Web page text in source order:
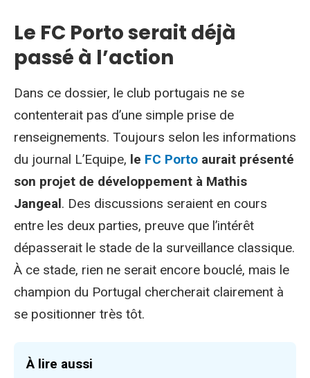
Le FC Porto serait déjà
passé à l’action
Dans ce dossier, le club portugais ne se
contenterait pas d’une simple prise de
renseignements. Toujours selon les informations
du journal L’Equipe, le FC Porto aurait présenté
son projet de développement à Mathis
Jangeal. Des discussions seraient en cours
entre les deux parties, preuve que l’intérêt
dépasserait le stade de la surveillance classique.
À ce stade, rien ne serait encore bouclé, mais le
champion du Portugal chercherait clairement à
se positionner très tôt.
À lire aussi